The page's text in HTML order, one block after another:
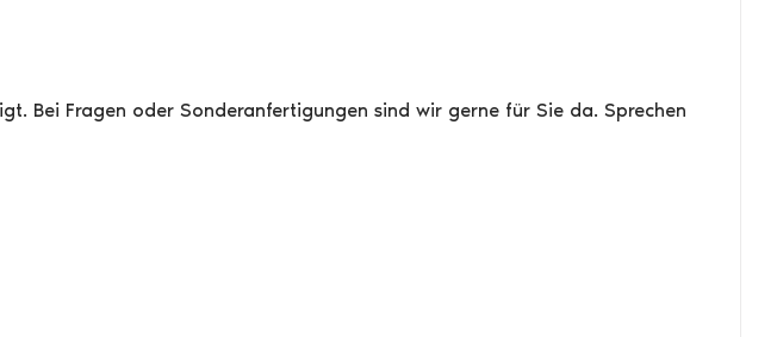
Bei Fragen oder Sonderanfertigungen sind wir gerne für Sie da. Sprechen